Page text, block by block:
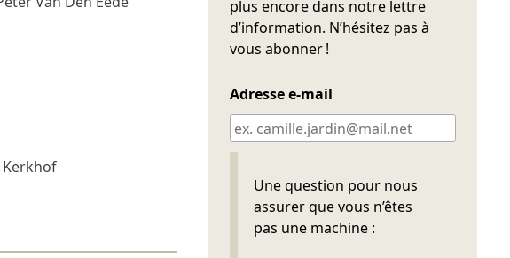
Kerkhof
plus encore dans notre lettre
d’information. N’hésitez pas à
vous abonner !
Adresse e-mail
Une question pour nous
assurer que vous n’êtes
pas une machine :
Ne pas remplir